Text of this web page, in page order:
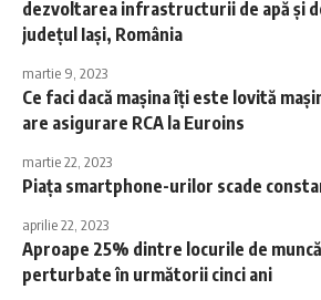
dezvoltarea infrastructurii de apă şi
judeţul Iaşi, România
martie 9, 2023
Ce faci dacă mașina îți este lovită
are asigurare RCA la Euroins
martie 22, 2023
Piaţa smartphone-urilor scade
aprilie 22, 2023
Aproape 25% dintre locurile de
perturbate în următorii cinci ani